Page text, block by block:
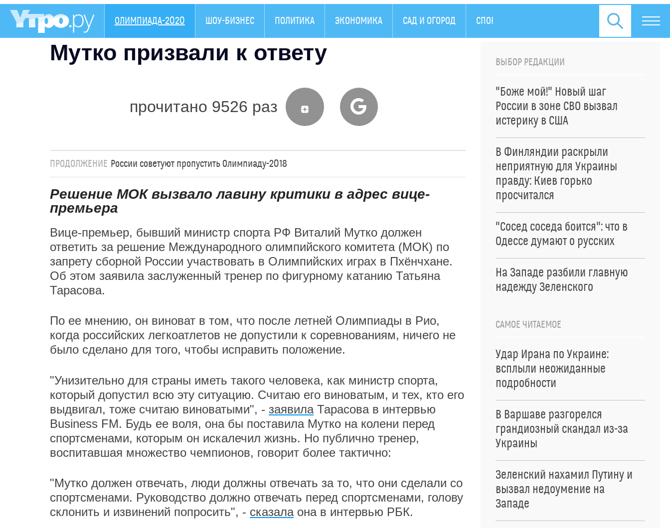
ОЛИМПИАДА-2020 ШОУ-БИЗНЕС ПОЛИТИКА ЭКОНОМИКА САД И ОГОРОД СПОРТ
Мутко призвали к ответу
прочитано 9526 раз
ПРОДОЛЖЕНИЕ России советуют пропустить Олимпиаду-2018
Решение МОК вызвало лавину критики в адрес вице-
премьера
Вице-премьер, бывший министр спорта РФ Виталий Мутко должен
ответить за решение Международного олимпийского комитета (МОК) по
запрету сборной России участвовать в Олимпийских играх в Пхёнчхане.
Об этом заявила заслуженный тренер по фигурному катанию Татьяна
Тарасова.
По ее мнению, он виноват в том, что после летней Олимпиады в Рио,
когда российских легкоатлетов не допустили к соревнованиям, ничего не
было сделано для того, чтобы исправить положение.
"Унизительно для страны иметь такого человека, как министр спорта,
который допустил всю эту ситуацию. Считаю его виноватым, и тех, кто его
выдвигал, тоже считаю виноватыми", - заявилаТарасова в интервью
Business FM. Будь ее воля, она бы поставила Мутко на колени перед
спортсменами, которым он искалечил жизнь. Но публично тренер,
воспитавшая множество чемпионов, говорит более тактично:
"Мутко должен отвечать, люди должны отвечать за то, что они сделали со
спортсменами. Руководство должно отвечать перед спортсменами, голову
склонить и извинений попросить", - сказалаона в интервью РБК.
ВЫБОР РЕДАКЦИИ
"Боже мой!" Новый шаг
России в зоне СВО вызвал
истерику в США
В Финляндии раскрыли
неприятную для Украины
правду: Киев горько
просчитался
"Сосед соседа боится": что в
Одессе думают о русских
На Западе разбили главную
надежду Зеленского
САМОЕ ЧИТАЕМОЕ
Удар Ирана по Украине:
всплыли неожиданные
подробности
В Варшаве разгорелся
грандиозный скандал из-за
Украины
Зеленский нахамил Путину и
вызвал недоумение на
Западе